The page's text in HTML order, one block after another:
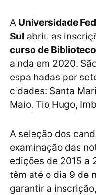
A Universidade
Sul abriu as
curso de
ainda em 2020.
espalhadas por
cidades: Santa
Maio, Tio Hugo,
A seleção dos
examinação das
edições de 2015 a
têm até o dia 9 de
garantir a